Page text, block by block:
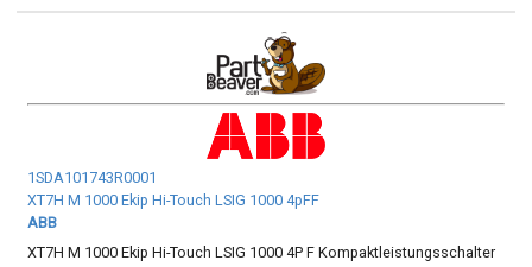
1SDA101743R0001
XT7H M 1000 Ekip Hi-Touch LSIG 1000 4pFF
ABB
XT7H M 1000 Ekip Hi-Touch LSIG 1000 4P F Kompaktleistungsschalter